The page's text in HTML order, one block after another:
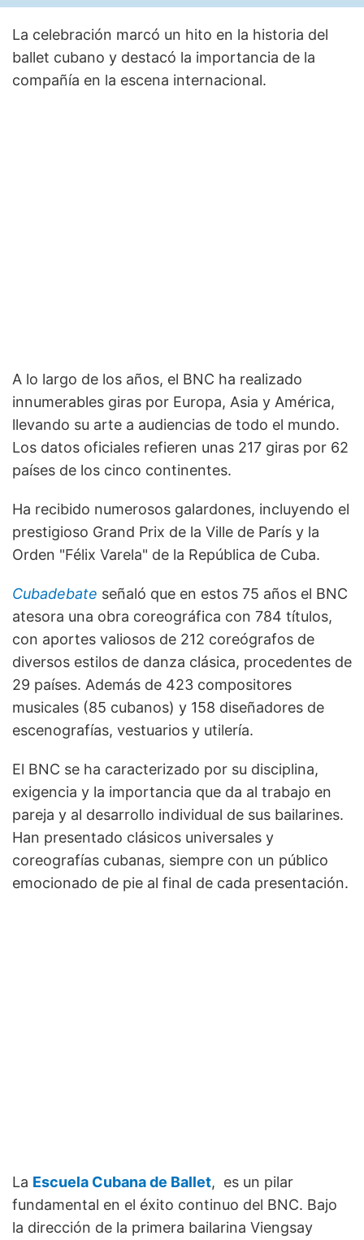
La celebración marcó un hito en la historia del
ballet cubano y destacó la importancia de la
compañía en la escena internacional.
A lo largo de los años, el BNC ha realizado
innumerables giras por Europa, Asia y América,
llevando su arte a audiencias de todo el mundo.
Los datos oficiales refieren unas 217 giras por 62
países de los cinco continentes.
Ha recibido numerosos galardones, incluyendo el
prestigioso Grand Prix de la Ville de París y la
Orden "Félix Varela" de la República de Cuba.
Cubadebate señaló que en estos 75 años el BNC
atesora una obra coreográfica con 784 títulos,
con aportes valiosos de 212 coreógrafos de
diversos estilos de danza clásica, procedentes de
29 países. Además de 423 compositores
musicales (85 cubanos) y 158 diseñadores de
escenografías, vestuarios y utilería.
El BNC se ha caracterizado por su disciplina,
exigencia y la importancia que da al trabajo en
pareja y al desarrollo individual de sus bailarines.
Han presentado clásicos universales y
coreografías cubanas, siempre con un público
emocionado de pie al final de cada presentación.
La Escuela Cubana de Ballet, es un pilar
fundamental en el éxito continuo del BNC. Bajo
la dirección de la primera bailarina Viengsay